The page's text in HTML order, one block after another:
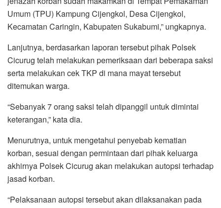
Umum (TPU) Kampung Cijengkol, Desa Cijengkol,
Kecamatan Caringin, Kabupaten Sukabumi,” ungkapnya.
Lanjutnya, berdasarkan laporan tersebut pihak Polsek
Cicurug telah melakukan pemeriksaan dari beberapa saksi
serta melakukan cek TKP di mana mayat tersebut
ditemukan warga.
“Sebanyak 7 orang saksi telah dipanggil untuk dimintai
keterangan,” kata dia.
Menurutnya, untuk mengetahui penyebab kematian
korban, sesuai dengan permintaan dari pihak keluarga
akhirnya Polsek Cicurug akan melakukan autopsi terhadap
jasad korban.
“Pelaksanaan autopsi tersebut akan dilaksanakan pada